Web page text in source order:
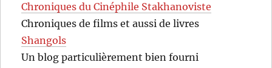
Chroniques du Cinéphile Stakhanoviste
Chroniques de films et aussi de livres
Shangols
Un blog particulièrement bien fourni